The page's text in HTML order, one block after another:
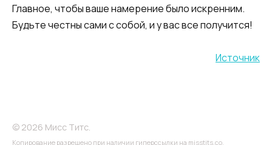
Главное, чтобы ваше намерение было искренним.
Будьте честны сами с собой, и у вас все получится!
Источник
© 2026 Мисс Титс.
Копирование разрешено при наличии гиперссылки на misstits.co.